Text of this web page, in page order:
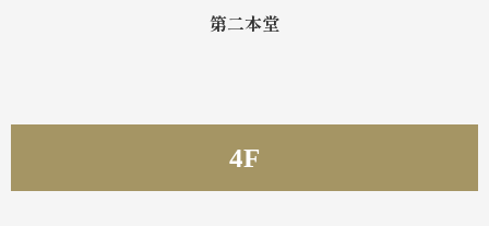
第二本堂
4F